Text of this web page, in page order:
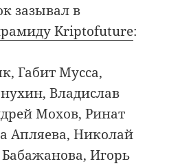
зазывал в
Kriptofuture:
Габит Мусса,
Владислав
Мохов, Ринат
Апляева, Николай
Игорь